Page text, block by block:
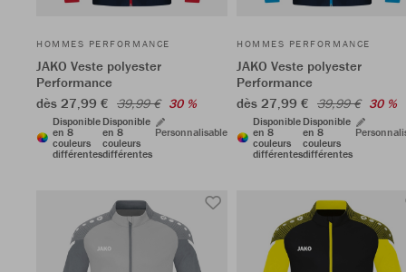
HOMMES PERFORMANCE
JAKO Veste polyester
Performance
dès 27,99 € 39,99 € 30 %
Disponible
en 8
couleurs
différentes
Disponible
en 8
couleurs
différentes
Personnalisable
HOMMES PERFORMANCE
JAKO Veste polyester
Performance
dès 27,99 € 39,99 € 30 %
Disponible
en 8
couleurs
différentes
Disponible
en 8
couleurs
différentes